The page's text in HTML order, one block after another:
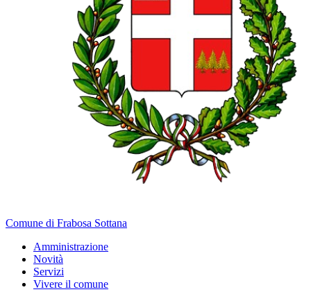
Comune di Frabosa Sottana
Amministrazione
Novità
Servizi
Vivere il comune